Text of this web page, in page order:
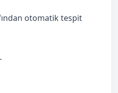
otomatik tespit